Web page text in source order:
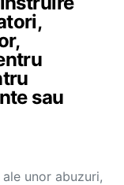
sau
unor abuzuri,